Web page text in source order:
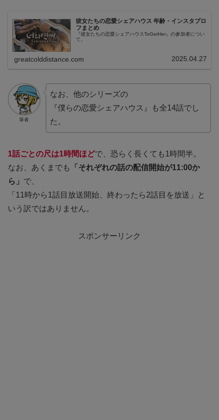
彼女たちの恋愛シェアハウス 年齢・インスタプロ
フまとめ
『彼女たちの恋愛シェアハウスToGetHer』の参加者につい
て。
greatcolddistance.com 2025.04.27
筆者
なお、他のシリーズの
『僕らの恋愛シェアハウス』も全14話でし
た。
1話ごとの尺は1時間ほどで、恐らく長くても1時間半。
なお、あくまでも
「それぞれの話の配信開始が11:00か
ら」 で、
「11時から1話目放送開始、終わったら2話目を放送」と
いう訳ではありません。
スポンサーリンク